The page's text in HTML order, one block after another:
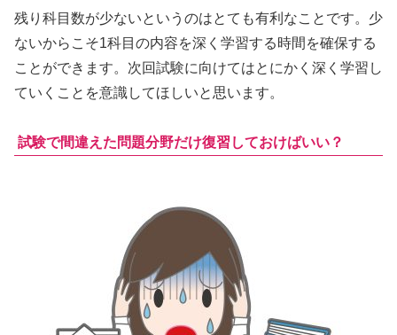
残り科目数が少ないというのはとても有利なことです。少
ないからこそ1科目の内容を深く学習する時間を確保する
ことができます。 次回試験に向けてはとにかく深く学習し
ていくことを意識してほしいと思います。
試験で間違えた問題分野だけ復習しておけばいい？